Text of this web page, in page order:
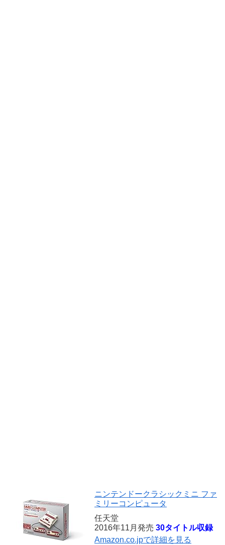
ニンテンドークラシックミニ ファ
ミリーコンピュータ
任天堂
2016年11月発売 30タイトル収録
Amazon.co.jpで詳細を見る